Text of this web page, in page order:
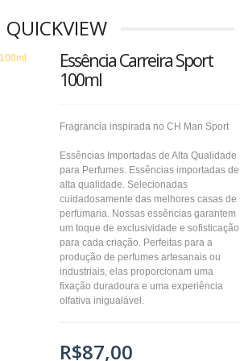
QUICKVIEW
Essência Carreira Sport
100ml
Fragrancia inspirada no CH Man Sport
Essências Importadas de Alta Qualidade
para Perfumes. Essências importadas de
alta qualidade. Selecionadas
cuidadosamente das melhores casas de
perfumaria. Nossas essências garantem
um toque de exclusividade e sofisticação
para cada criação. Perfeitas para a
produção de perfumes artesanais ou
industriais, elas proporcionam uma
fixação duradoura e uma experiência
olfativa inigualável.
R$87,00